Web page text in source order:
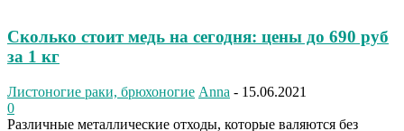
Сколько стоит медь на сегодня: цены до 690 руб
за 1 кг
Листоногие раки, брюхоногие Anna - 15.06.2021
0
Различные металлические отходы, которые валяются без